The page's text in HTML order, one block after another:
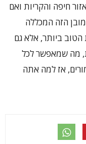
חיפה והקריות ואם
הזה המכללה
ביותר, אלא גם
מה שמאפשר לכל
אז למה אתה